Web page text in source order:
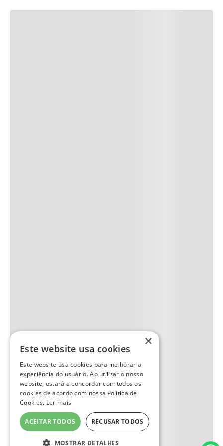
×
Este website usa cookies
Este website usa cookies para melhorar a
experiência do usuário. Ao utilizar o nosso
website, estará a concordar com todos os
cookies de acordo com nossa Política de
Cookies. Ler mais
ACEITAR TODOS RECUSAR TODOS
MOSTRAR DETALHES